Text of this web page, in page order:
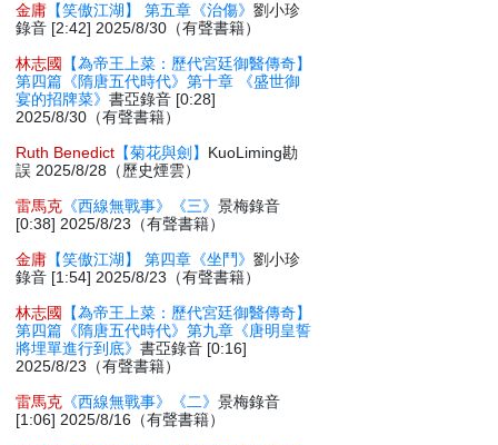
金庸 【笑傲江湖】 第五章《治傷》劉小珍
錄音 [2:42] 2025/8/30（有聲書籍）
林志國
【為帝王上菜：歷代宮廷御醫傳奇】
第四篇《隋唐五代時代》第十章 《盛世御
宴的招牌菜》書亞錄音 [0:28]
2025/8/30（有聲書籍）
Ruth Benedict 【菊花與劍】 KuoLiming勘
誤 2025/8/28（歷史煙雲）
雷馬克 《西線無戰事》《三》景梅錄音
[0:38] 2025/8/23（有聲書籍）
金庸 【笑傲江湖】 第四章《坐鬥》劉小珍
錄音 [1:54] 2025/8/23（有聲書籍）
林志國
【為帝王上菜：歷代宮廷御醫傳奇】
第四篇《隋唐五代時代》第九章《唐明皇誓
將埋單進行到底》書亞錄音 [0:16]
2025/8/23（有聲書籍）
雷馬克 《西線無戰事》《二》景梅錄音
[1:06] 2025/8/16（有聲書籍）